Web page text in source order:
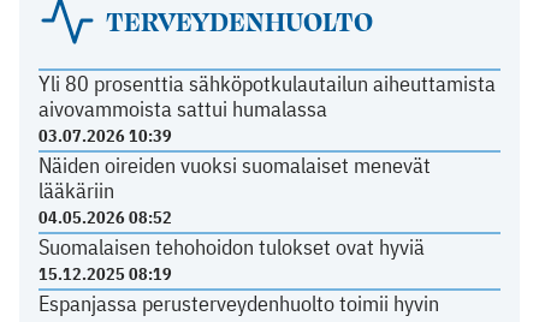
TERVEYDENHUOLTO
Yli 80 prosenttia sähköpotkulautailun aiheuttamista
aivovammoista sattui humalassa
03.07.2026 10:39
Näiden oireiden vuoksi suomalaiset menevät
lääkäriin
04.05.2026 08:52
Suomalaisen tehohoidon tulokset ovat hyviä
15.12.2025 08:19
Espanjassa perusterveydenhuolto toimii hyvin